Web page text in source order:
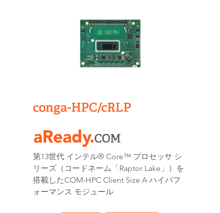
conga-HPC/cRLP
第13世代 インテル® Core™ プロセッサ シ
リーズ（コードネーム「Raptor Lake」）を
搭載したCOM-HPC Client Size A ハイパフ
ォーマンス モジュール